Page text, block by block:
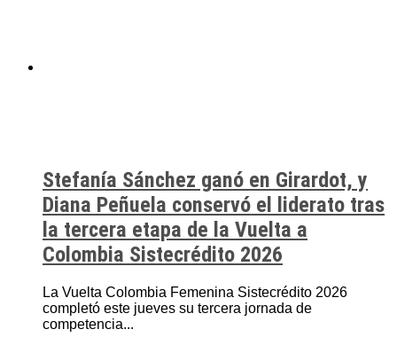
Stefanía Sánchez ganó en Girardot, y
Diana Peñuela conservó el liderato tras
la tercera etapa de la Vuelta a
Colombia Sistecrédito 2026
La Vuelta Colombia Femenina Sistecrédito 2026
completó este jueves su tercera jornada de
competencia...